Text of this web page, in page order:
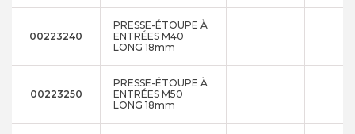
00223240
PRESSE-ÉTOUPE À
ENTRÉES M40
LONG 18mm
00223250
PRESSE-ÉTOUPE À
ENTRÉES M50
LONG 18mm